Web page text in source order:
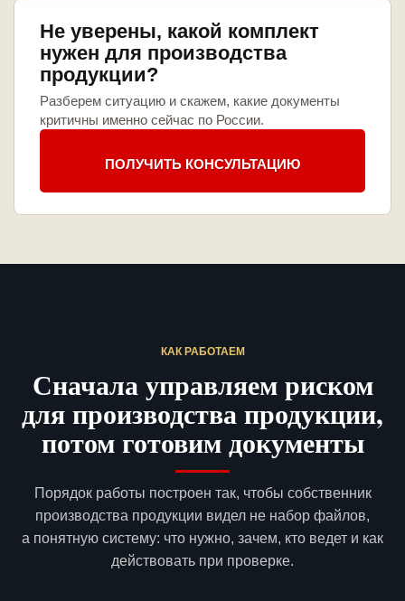
Не уверены, какой комплект
нужен для производства
продукции?
Разберем ситуацию и скажем, какие документы
критичны именно сейчас по России.
ПОЛУЧИТЬ КОНСУЛЬТАЦИЮ
КАК РАБОТАЕМ
Сначала управляем риском
для производства продукции,
потом готовим документы
Порядок работы построен так, чтобы собственник
производства продукции видел не набор файлов,
а понятную систему: что нужно, зачем, кто ведет и как
действовать при проверке.